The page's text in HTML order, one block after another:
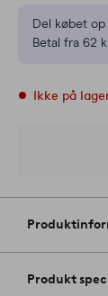
Del købet op
Betal fra 62
Ikke på
Produkt